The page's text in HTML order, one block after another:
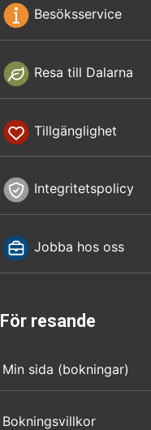
Besöksservice
Resa till Dalarna
Tillgänglighet
Integritetspolicy
Jobba hos oss
För resande
Min sida (bokningar)
Bokningsvillkor